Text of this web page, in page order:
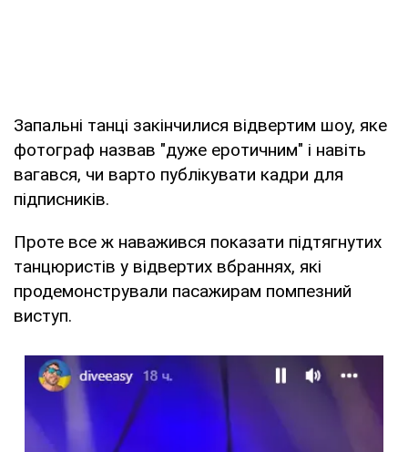
Запальні танці закінчилися відвертим шоу, яке
фотограф назвав "дуже еротичним" і навіть
вагався, чи варто публікувати кадри для
підписників.
Проте все ж наважився показати підтягнутих
танцюристів у відвертих вбраннях, які
продемонстрували пасажирам помпезний
виступ.